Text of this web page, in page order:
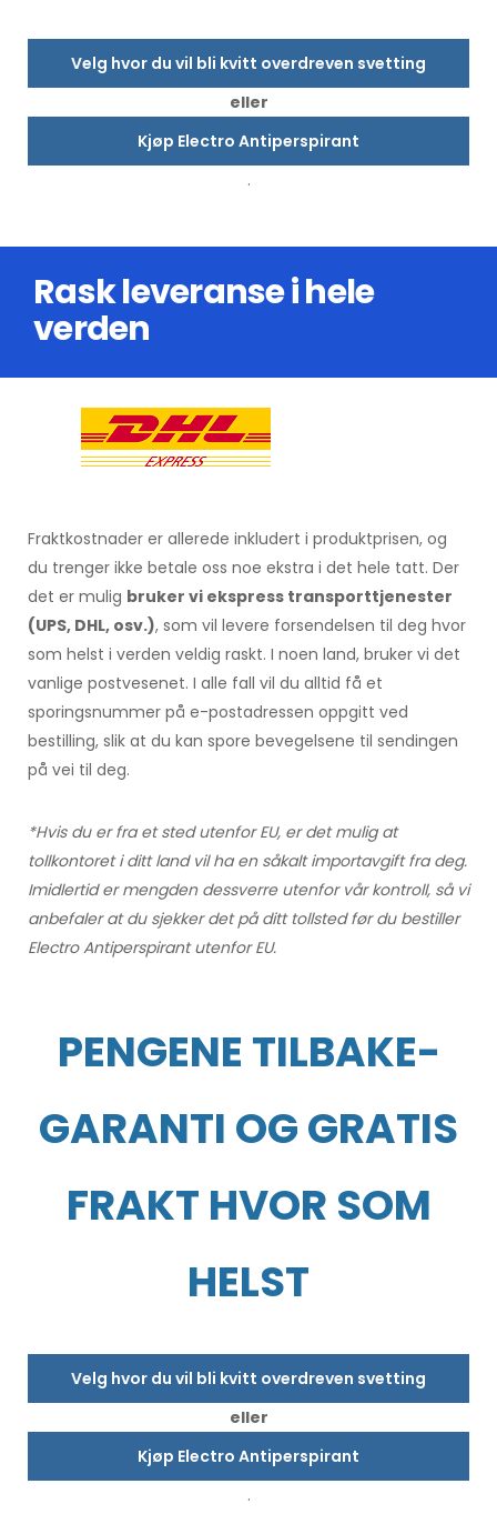
Velg hvor du vil bli kvitt overdreven svetting
eller
Kjøp Electro Antiperspirant
.
Rask leveranse i hele
verden
Fraktkostnader er allerede inkludert i produktprisen, og
du trenger ikke betale oss noe ekstra i det hele tatt. Der
det er mulig bruker vi ekspress transporttjenester
(UPS, DHL, osv.), som vil levere forsendelsen til deg hvor
som helst i verden veldig raskt. I noen land, bruker vi det
vanlige postvesenet. I alle fall vil du alltid få et
sporingsnummer på e-postadressen oppgitt ved
bestilling, slik at du kan spore bevegelsene til sendingen
på vei til deg.
*Hvis du er fra et sted utenfor EU, er det mulig at
tollkontoret i ditt land vil ha en såkalt importavgift fra deg.
Imidlertid er mengden dessverre utenfor vår kontroll, så vi
anbefaler at du sjekker det på ditt tollsted før du bestiller
Electro Antiperspirant utenfor EU.
PENGENE TILBAKE-
GARANTI OG GRATIS
FRAKT HVOR SOM
HELST
Velg hvor du vil bli kvitt overdreven svetting
eller
Kjøp Electro Antiperspirant
.